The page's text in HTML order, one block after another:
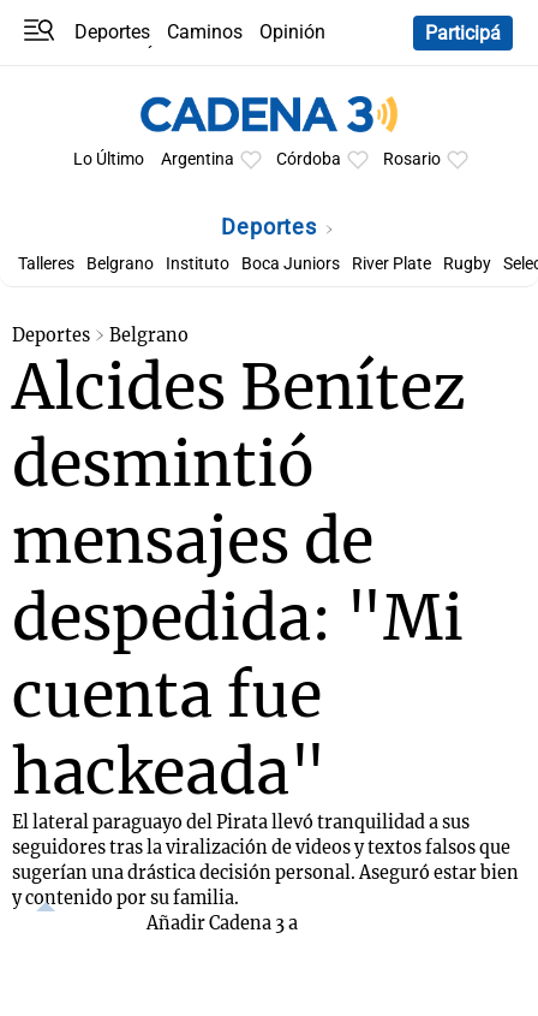
Deportes Caminos
Opinión
Participá
Lo Último Argentina Córdoba Rosario
Deportes
Talleres Belgrano Instituto Boca Juniors River Plate Rugby
Deportes Belgrano
Alcides Benítez
desmintió
mensajes de
despedida: "Mi
cuenta fue
hackeada"
El lateral paraguayo del Pirata llevó tranquilidad a sus
seguidores tras la viralización de videos y textos falsos que
sugerían una drástica decisión personal. Aseguró estar bien
y contenido por su familia.
Añadir Cadena 3 a